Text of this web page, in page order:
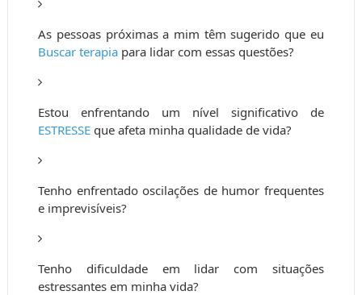
As pessoas próximas a mim têm sugerido que eu
Buscar terapia para lidar com essas questões?
Estou enfrentando um nível significativo de
ESTRESSE que afeta minha qualidade de vida?
Tenho enfrentado oscilações de humor frequentes
e imprevisíveis?
Tenho dificuldade em lidar com situações
estressantes em minha vida?